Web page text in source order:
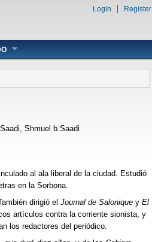
Login Register
Shmuel b.Saadi
al ala liberal de la ciudad. Estudió
en la Sorbona.
dirigió el Journal de Salonique y El
artículos contra la corriente sionista, y
los redactores del periódico.